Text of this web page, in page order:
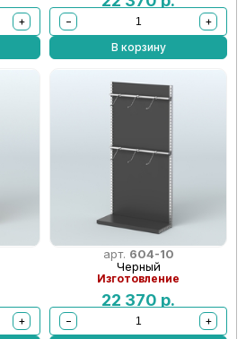
+
−
+
В корзину
+
арт. 604-10
Черный
Изготовление
22 370 р.
−
+